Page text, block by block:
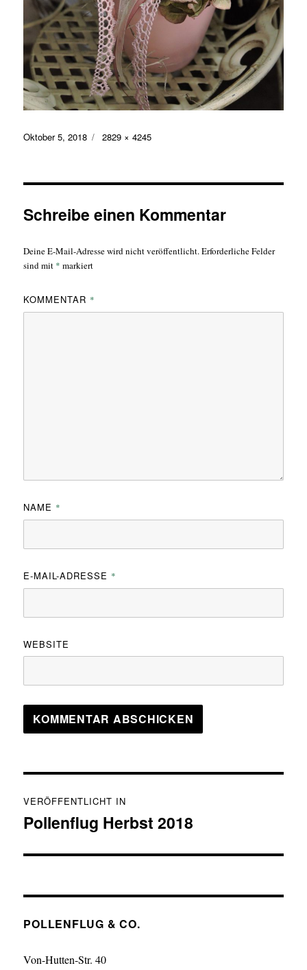
Veröffentlicht
Oktober 5, 2018
Volle
2829 × 4245
Schreibe einen Kommentar
Deine E-Mail-Adresse wird nicht veröffentlicht.Erforderliche Felder
sind mit * markiert
KOMMENTAR *
NAME *
E-MAIL-ADRESSE *
WEBSITE
VERÖFFENTLICHT IN
Pollenflug Herbst 2018
POLLENFLUG & CO.
Von-Hutten-Str. 40